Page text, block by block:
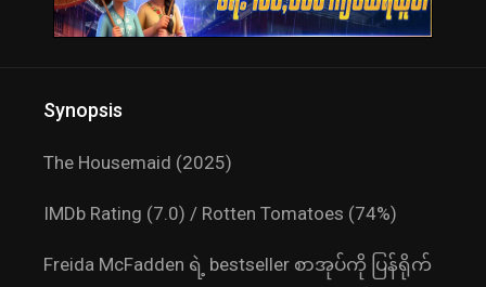
Synopsis
The Housemaid (2025)
IMDb Rating (7.0) / Rotten Tomatoes (74%)
Freida McFadden ရဲ့ bestseller စာအုပ်ကို ပြန်ရိုက်